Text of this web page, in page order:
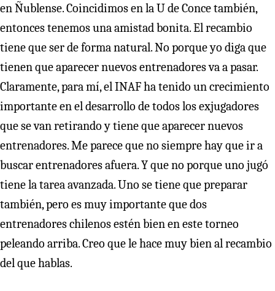
en Ñublense. Coincidimos en la U de Conce también,
entonces tenemos una amistad bonita. El recambio
tiene que ser de forma natural. No porque yo diga que
tienen que aparecer nuevos entrenadores va a pasar.
Claramente, para mí, el INAF ha tenido un crecimiento
importante en el desarrollo de todos los exjugadores
que se van retirando y tiene que aparecer nuevos
entrenadores. Me parece que no siempre hay que ir a
buscar entrenadores afuera. Y que no porque uno jugó
tiene la tarea avanzada. Uno se tiene que preparar
también, pero es muy importante que dos
entrenadores chilenos estén bien en este torneo
peleando arriba. Creo que le hace muy bien al recambio
del que hablas.